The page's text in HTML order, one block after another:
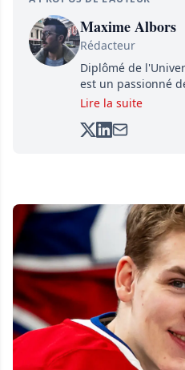
Maxime Albors
Rédacteur
Diplômé de
est un passionné
basketball. Il suit
et divertissant.
Lire la suite